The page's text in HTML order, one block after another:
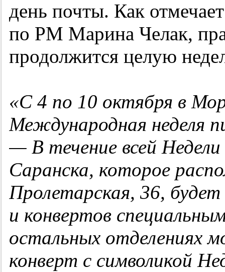
день почты. Как
по РМ Марина Челак,
продолжится целую
«С 4 по 10 октября в
Международная неделя
— В течение всей
Саранска, которое
Пролетарская, 36,
и конвертов
остальных отделениях
конверт с символикой